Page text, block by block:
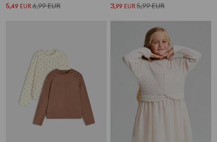
5,49 EUR6,99EUR 3,99 EUR5,99EUR